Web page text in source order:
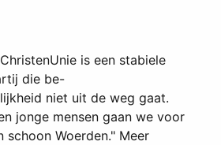
is een stabiele
die be-
niet uit de weg gaat.
jonge mensen gaan we voor
schoon Woerden." Meer